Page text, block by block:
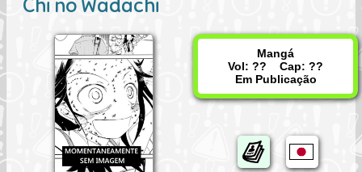
Chi no Wadachi
Mangá
Vol: ?? Cap: ??
Em Publicação